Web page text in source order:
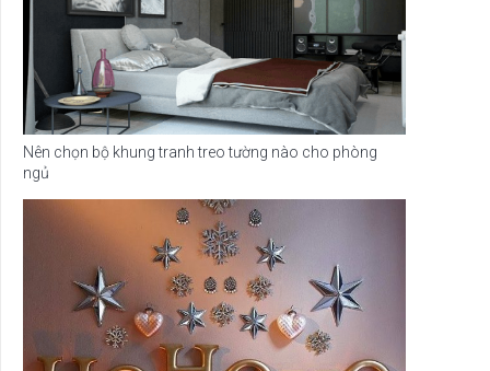
Nên chọn bộ khung tranh treo tường nào cho phòng
ngủ